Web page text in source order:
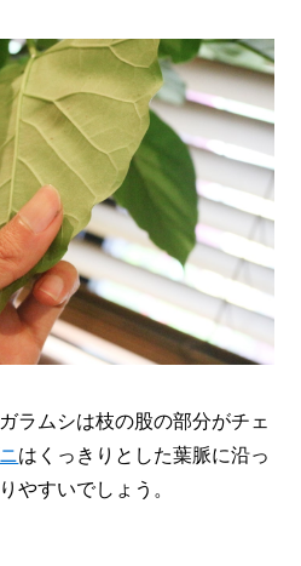
ラムシは枝の股の部分がチェ
はくっきりとした葉脈に沿っ
やすいでしょう。